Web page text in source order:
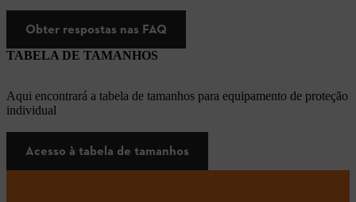
Obter respostas nas FAQ
TABELA DE TAMANHOS
Aqui encontrará a tabela de tamanhos para equipamento de proteção
individual
Acesso à tabela de tamanhos